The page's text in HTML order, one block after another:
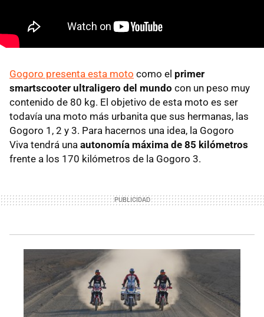
Gogoro presenta esta moto como el primer
smartscooter ultraligero del mundo con un peso muy
contenido de 80 kg. El objetivo de esta moto es ser
todavía una moto más urbanita que sus hermanas, las
Gogoro 1, 2 y 3. Para hacernos una idea, la Gogoro
Viva tendrá una autonomía máxima de 85 kilómetros
frente a los 170 kilómetros de la Gogoro 3.